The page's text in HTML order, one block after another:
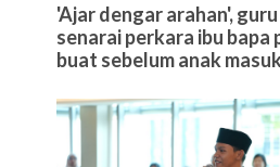
'Ajar dengar arahan', guru
senarai perkara ibu bapa
buat sebelum anak